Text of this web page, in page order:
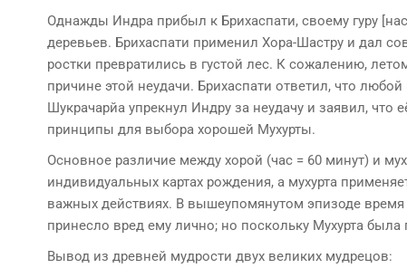
Однажды Индра прибыл к Брихаспати, своему гуру
деревьев. Брихаспати применил Хора-Шастру и дал
ростки превратились в густой лес. К сожалению,
причине этой неудачи. Брихаспати ответил, что
Шукрачарйа упрекнул Индру за неудачу и заявил, что
принципы для выбора хорошей Мухурты.
Основное различие между хорой (час = 60 минут) и
индивидуальных картах рождения, а мухурта
важных действиях. В вышеупомянутом эпизоде
принесло вред ему лично; но поскольку Мухурта
Вывод из древней мудрости двух великих мудрецов: